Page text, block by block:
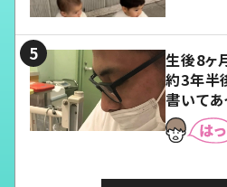
生後8ヶ
約3年半
書いて